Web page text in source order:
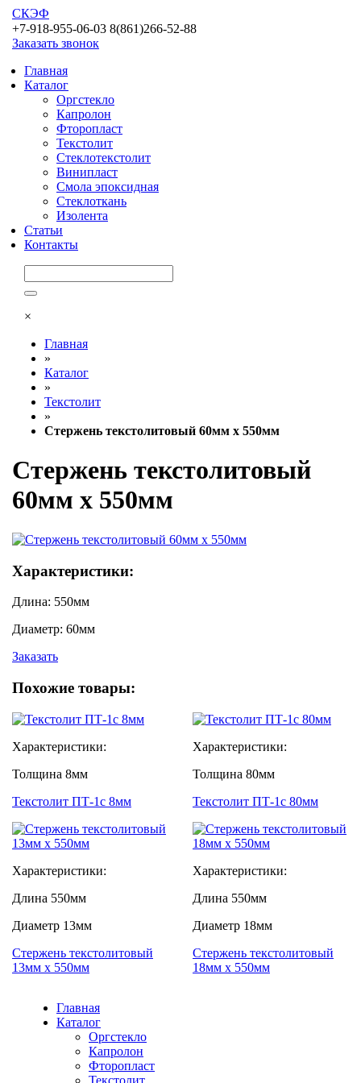
СКЭФ
+7-918-955-06-03 8(861)266-52-88
Заказать звонок
Главная
Каталог
Оргстекло
Капролон
Фторопласт
Текстолит
Стеклотекстолит
Винипласт
Смола эпоксидная
Стеклоткань
Изолента
Статьи
Контакты
×
Главная
»
Каталог
»
Текстолит
»
Стержень текстолитовый 60мм х 550мм
Стержень текстолитовый
60мм х 550мм
Характеристики:
Длина: 550мм
Диаметр: 60мм
Заказать
Похожие товары:
Характеристики:
Толщина 8мм
Текстолит ПТ-1с 8мм
Характеристики:
Толщина 80мм
Текстолит ПТ-1с 80мм
Характеристики:
Длина 550мм
Диаметр 13мм
Стержень текстолитовый
13мм х 550мм
Характеристики:
Длина 550мм
Диаметр 18мм
Стержень текстолитовый
18мм х 550мм
Главная
Каталог
Оргстекло
Капролон
Фторопласт
Текстолит